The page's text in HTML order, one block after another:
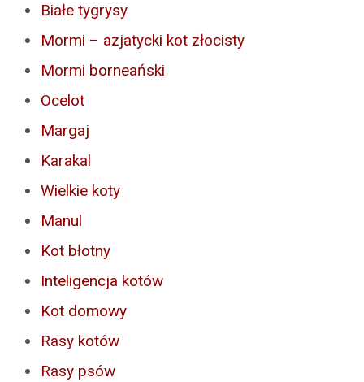
Białe tygrysy
Mormi – azjatycki kot złocisty
Mormi borneański
Ocelot
Margaj
Karakal
Wielkie koty
Manul
Kot błotny
Inteligencja kotów
Kot domowy
Rasy kotów
Rasy psów